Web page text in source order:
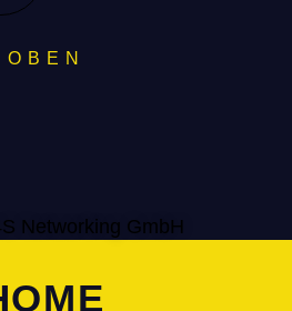
O B E N
Networking GmbH